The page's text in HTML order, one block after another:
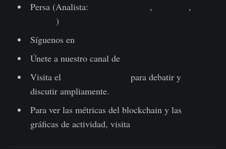
Persa (Analista:
,
,
)
Síguenos en
Únete a nuestro canal de
Visita el
para debatir y
discutir ampliamente.
Para ver las métricas del blockchain y las
gráficas de actividad, visita